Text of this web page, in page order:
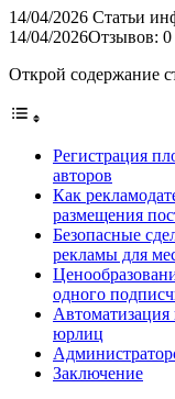
14/04/2026 Статьи
14/04/2026Отзывов: 0
Открой содержание
Регистрация
авторов
Как
размещения
Безопасные
рекламы для
одного
Автоматизация
юрлиц
Заключение